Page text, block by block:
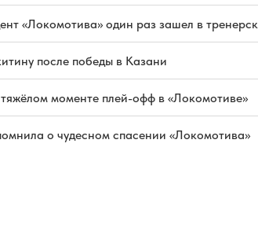
«Локомотива» один раз зашел в
после победы в Казани
моменте плей-офф в «Локомотиве»
о чудесном спасении «Локомотива»